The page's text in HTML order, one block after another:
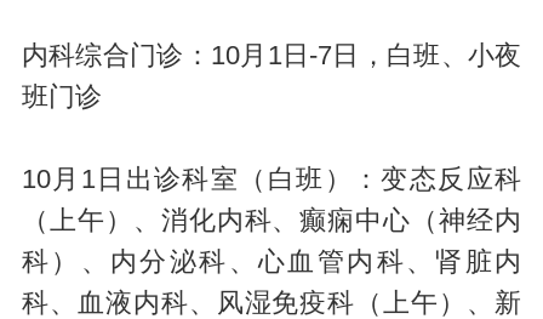
内科综合门诊：10月1日-7日，白班、小夜
班门诊
10月1日出诊科室（白班）：变态反应科
（上午）、消化内科、癫痫中心（神经内
科）、内分泌科、心血管内科、肾脏内
科、血液内科、风湿免疫科（上午）、新